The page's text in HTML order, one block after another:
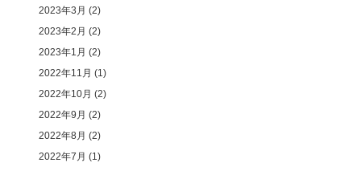
2023年3月 (2)
2023年2月 (2)
2023年1月 (2)
2022年11月 (1)
2022年10月 (2)
2022年9月 (2)
2022年8月 (2)
2022年7月 (1)